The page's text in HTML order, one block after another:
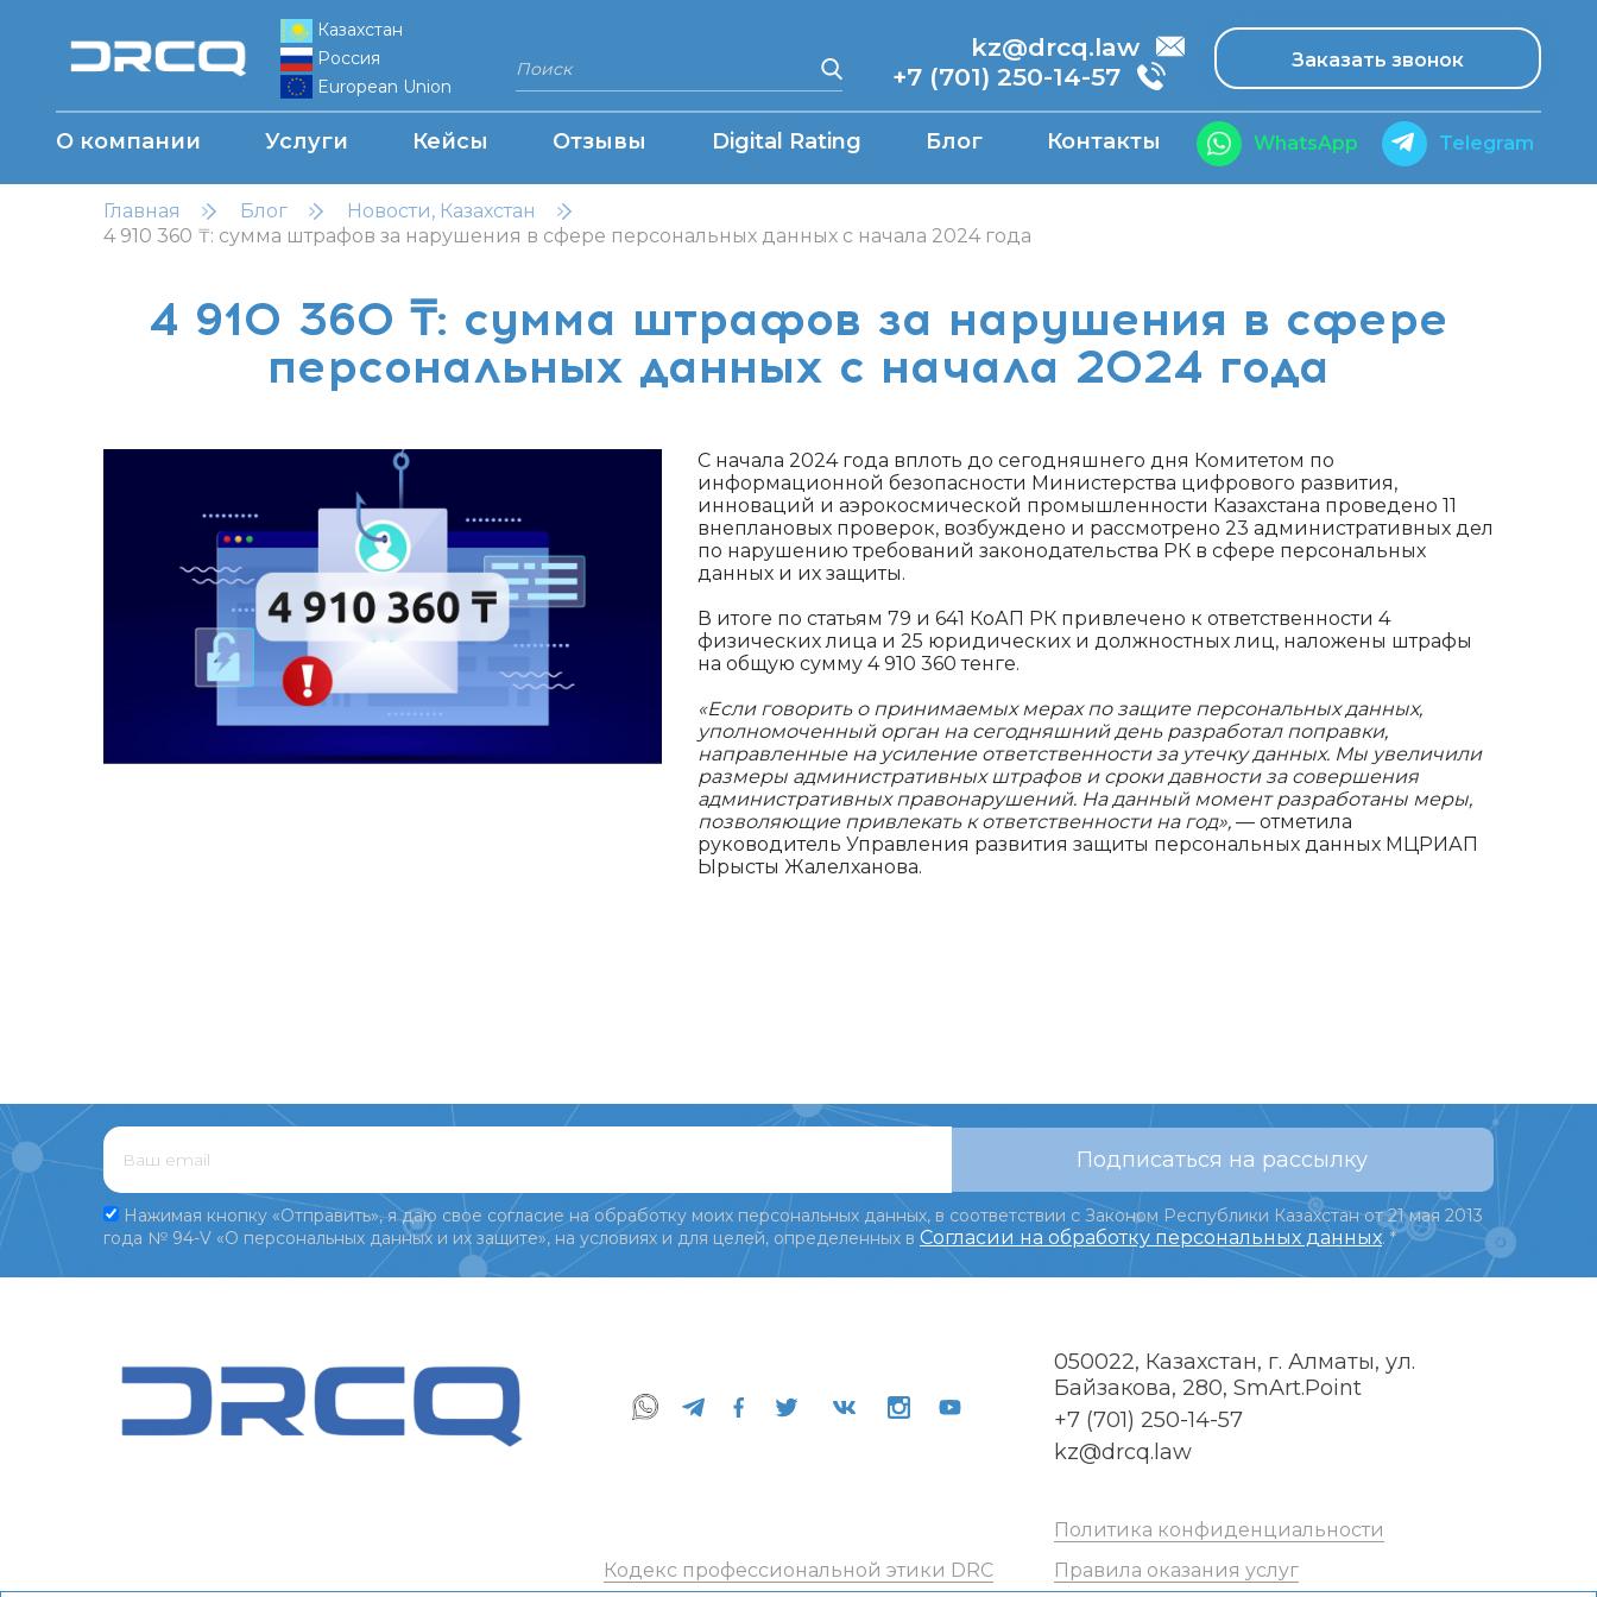
Казахстан
Россия
European Union
kz@drcq.law
+7 (701) 250-14-57
Заказать звонок
О компании Услуги Кейсы Отзывы Digital Rating Блог Контакты WhatsApp Telegram
Главная Блог
Новости, Казахстан
4 910 360 ₸: сумма штрафов за нарушения в сфере персональных данных с начала 2024 года
4 910 360 ₸: сумма штрафов за нарушения в сфере
персональных данных с начала 2024 года
С начала 2024 года вплоть до сегодняшнего дня Комитетом по
информационной безопасности Министерства цифрового развития,
инноваций и аэрокосмической промышленности Казахстана проведено 11
внеплановых проверок, возбуждено и рассмотрено 23 административных дел
по нарушению требований законодательства РК в сфере персональных
данных и их защиты.
В итоге по статьям 79 и 641 КоАП РК привлечено к ответственности 4
физических лица и 25 юридических и должностных лиц, наложены штрафы
на общую сумму 4 910 360 тенге.
«Если говорить о принимаемых мерах по защите персональных данных,
уполномоченный орган на сегодняшний день разработал поправки,
направленные на усиление ответственности за утечку данных. Мы увеличили
размеры административных штрафов и сроки давности за совершения
административных правонарушений. На данный момент разработаны меры,
позволяющие привлекать к ответственности на год», — отметила
руководитель Управления развития защиты персональных данных МЦРИАП
Ырысты Жалелханова.
Подписаться на рассылку
Нажимая кнопку «Отправить», я даю свое согласие на обработку моих персональных данных, в соответствии с Законом Республики Казахстан от 21 мая 2013
года № 94-V «О персональных данных и их защите», на условиях и для целей, определенных в Согласии на обработку персональных данных. *
050022, Казахстан, г. Алматы, ул.
Байзакова, 280, SmArt.Point
+7 (701) 250-14-57
kz@drcq.law
Политика конфиденциальности
Кодекс профессиональной этики DRC
Правила оказания услуг